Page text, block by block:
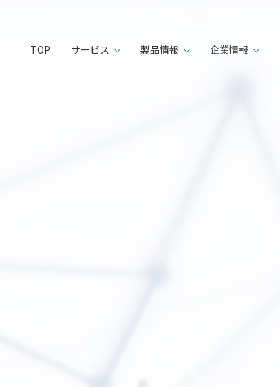
TOP サービス 製品情報 企業情報